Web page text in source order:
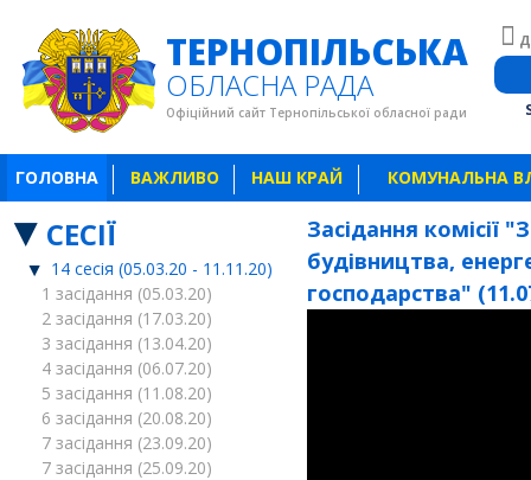
ТЕРНОПІЛЬСЬКА
ОБЛАСНА РАДА
Офіційний сайт Тернопільської обласної ради
ГОЛОВНА ВАЖЛИВО НАШ КРАЙ КОМУНАЛЬНА
СЕСІЇ
14 сесія (05.03.20 - 11.11.20)
1 засідання (05.03.20)
2 засідання (17.03.20)
3 засідання (13.04.20)
4 засідання (06.07.20)
5 засідання (11.08.20)
6 засідання (20.08.20)
7 засідання (23.09.20)
7 засідання (25.09.20)
Засідання комісії
будівництва,
господарства"